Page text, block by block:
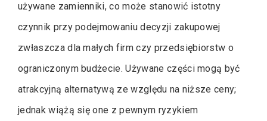
używane zamienniki, co może stanowić istotny
czynnik przy podejmowaniu decyzji zakupowej
zwłaszcza dla małych firm czy przedsiębiorstw o
ograniczonym budżecie. Używane części mogą być
atrakcyjną alternatywą ze względu na niższe ceny;
jednak wiążą się one z pewnym ryzykiem